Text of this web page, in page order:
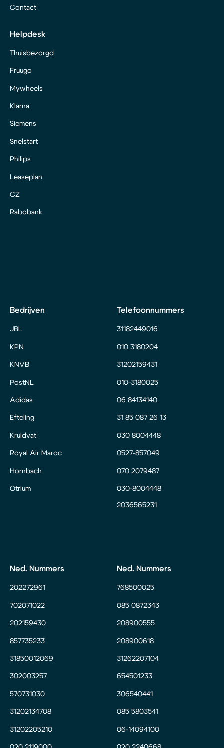
Contact
Helpdesk
Thuisbezorgd
Fruugo
Mywheels
Klarna
Siemens
Snelstart
Philips
Leaseplan
CZ
Rabobank
Bedrijven
JBL
KPN
KNVB
PostNL
Adidas
Efteling
Kruidvat
Royal Air Maroc
Hornbach
Otrium
Telefoonnummers
31182449016
010 3180204
31202159431
010-3180025
06 84134140
31 85 087 26 13
030 8004448
0527-857049
070 2079487
030-8004448
2036565231
Ned. Nummers
202272961
702071022
202159430
857735233
31850012069
302003257
570731030
31202134708
31202205210
Ned. Nummers
768500025
085 0872343
208900555
208900618
31262207104
654501233
306540441
085 5803541
06-14094100